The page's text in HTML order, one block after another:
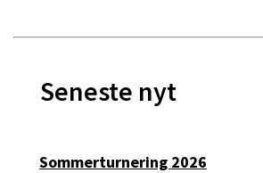
Seneste nyt
Sommerturnering 2026